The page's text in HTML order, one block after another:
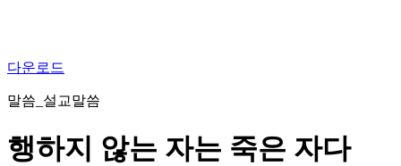
다운로드
말씀_설교말씀
행하지 않는 자는 죽은 자다